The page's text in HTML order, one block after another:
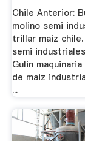
Chile Anterior:
molino semi
trillar maiz
semi
Gulin maquinaria
de maiz
...